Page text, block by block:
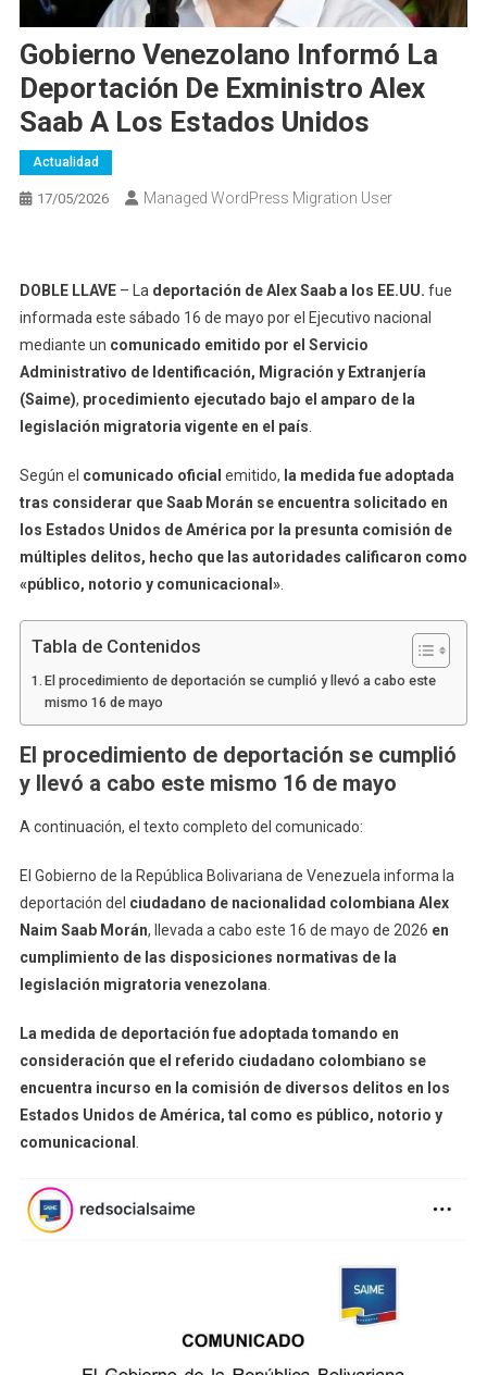
Gobierno Venezolano Informó La
Deportación De Exministro Alex
Saab A Los Estados Unidos
Actualidad
17/05/2026 Managed WordPress Migration User
DOBLE LLAVE– La deportación de Alex Saab a los EE.UU. fue
informada este sábado 16 de mayo por el Ejecutivo nacional
mediante un comunicado emitido por el Servicio
Administrativo de Identificación, Migración y Extranjería
(Saime), procedimiento ejecutado bajo el amparo de la
legislación migratoria vigente en el país
Según el comunicado oficial emitido, la medida fue adoptada
tras considerar que Saab Morán se encuentra solicitado en
los Estados Unidos de América por la presunta comisión de
múltiples delitos, hecho que las autoridades calificaron como
«público, notorio y comunicacional».
Tabla de Contenidos
El procedimiento de deportación se cumplió y llevó a cabo este
mismo 16 de mayo
El procedimiento de deportación se cumplió
y llevó a cabo este mismo 16 de mayo
A continuación, el texto completo del comunicado:
El Gobierno de la República Bolivariana de Venezuela informa la
deportación del ciudadano de nacionalidad colombiana Alex
Naim Saab Morán, llevada a cabo este 16 de mayo de 2026 en
cumplimiento de las disposiciones normativas de la
legislación migratoria venezolana
La medida de deportación fue adoptada tomando en
consideración que el referido ciudadano colombiano se
encuentra incurso en la comisión de diversos delitos en los
Estados Unidos de América, tal como es público, notorio y
comunicacional